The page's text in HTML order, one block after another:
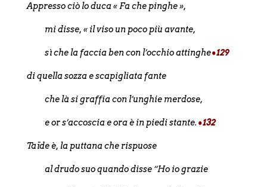
Appresso ciò lo duca « Fa che pinghe »,
mi disse, « il viso un poco più avante,
sì che la faccia ben con l’occhio attinghe•129
di quella sozza e scapigliata fante
che là si graffia con l’unghie merdose,
e or s’accoscia e ora è in piedi stante. •132
Taïde è, la puttana che rispuose
al drudo suo quando disse “Ho io grazie